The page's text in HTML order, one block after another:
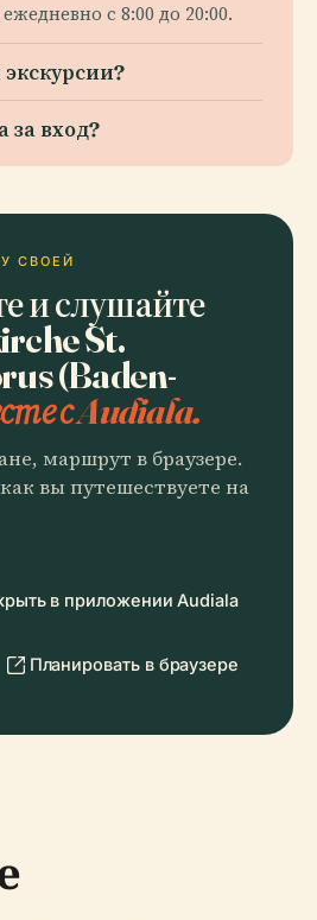
с 8:00 до 20:00.
за вход?
СВОЕЙ
и слушайте
St.
(Baden-
с Audiala.
маршрут в браузере.
вы путешествуете на
в приложении Audiala
Планировать в браузере